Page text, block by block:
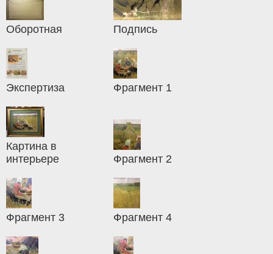
Оборотная Подпись
Экспертиза Фрагмент 1
Картина в
интерьере
Фрагмент 2
Фрагмент 3 Фрагмент 4